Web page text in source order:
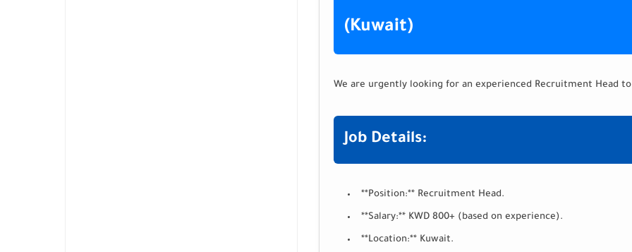
(Kuwait)
We are urgently looking for an experienced Recruitment Head
Job Details:
**Position:** Recruitment Head.
**Salary:** KWD 800+ (based on experience).
**Location:** Kuwait.